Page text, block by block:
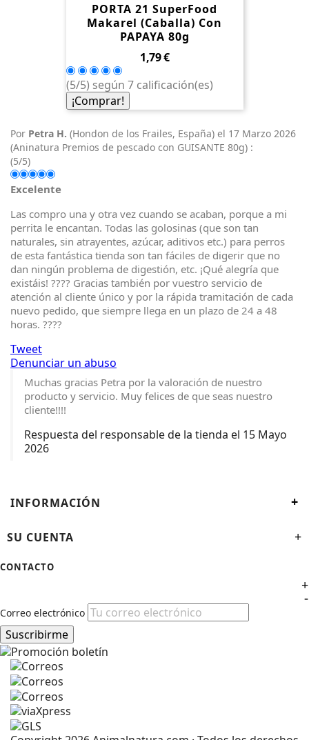
PORTA 21 SuperFood
Makarel (Caballa) Con
PAPAYA 80g
Precio
1,79 €
(5/5) según 7 calificación(es)
¡Comprar!
Por Petra H. (Hondon de los Frailes, España) el 17 Marzo 2026
(Aninatura Premios de pescado con GUISANTE 80g) :
(5/5)
Excelente
Las compro una y otra vez cuando se acaban, porque a mi
perrita le encantan. Todas las golosinas (que son tan
naturales, sin atrayentes, azúcar, aditivos etc.) para perros
de esta fantástica tienda son tan fáciles de digerir que no
dan ningún problema de digestión, etc. ¡Qué alegría que
existáis! ???? Gracias también por vuestro servicio de
atención al cliente único y por la rápida tramitación de cada
nuevo pedido, que siempre llega en un plazo de 24 a 48
horas. ????
Tweet
Denunciar un abuso
Muchas gracias Petra por la valoración de nuestro
producto y servicio. Muy felices de que seas nuestro
cliente!!!!
Respuesta del responsable de la tienda el 15 Mayo
2026
INFORMACIÓN +
SU CUENTA +
CONTACTO
+
-
Correo electrónico
Suscribirme